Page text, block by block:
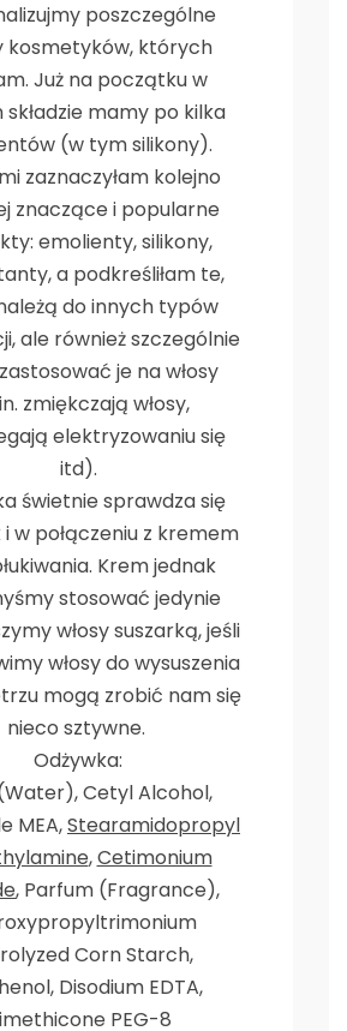
poszczególne
kosmetyków, których
Już na początku w
składzie mamy po kilka
(w tym silikony).
zaznaczyłam kolejno
znaczące i popularne
emolienty, silikony,
a podkreśliłam te,
do innych typów
ale również szczególnie
je na włosy
zmiękczają włosy,
elektryzowaniu się
itd).
świetnie sprawdza się
w połączeniu z kremem
Krem jednak
stosować jedynie
włosy suszarką, jeśli
włosy do wysuszenia
mogą zrobić nam się
nieco sztywne.
Odżywka:
Cetyl Alcohol,
MEA,Stearamidopropyl
,Cetimonium
, Parfum (Fragrance),
Corn Starch,
Disodium EDTA,
PEG-8